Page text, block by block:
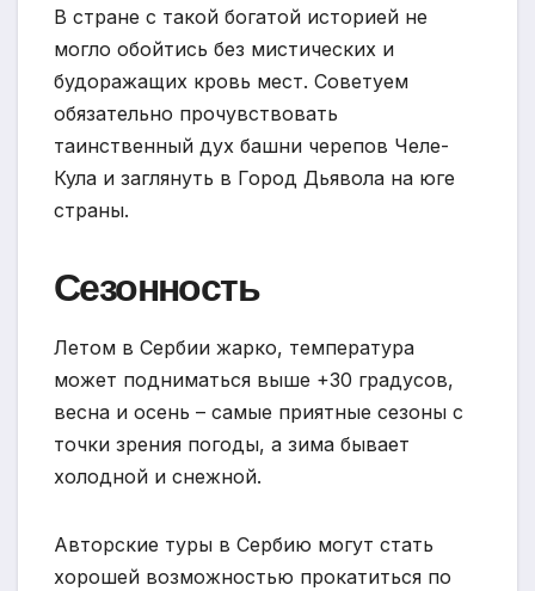
В стране с такой богатой историей не
могло обойтись без мистических и
будоражащих кровь мест. Советуем
обязательно прочувствовать
таинственный дух башни черепов Челе-
Кула и заглянуть в Город Дьявола на юге
страны.
Сезонность
Летом в Сербии жарко, температура
может подниматься выше +30 градусов,
весна и осень – самые приятные сезоны с
точки зрения погоды, а зима бывает
холодной и снежной.
Авторские туры в Сербию могут стать
хорошей возможностью прокатиться по